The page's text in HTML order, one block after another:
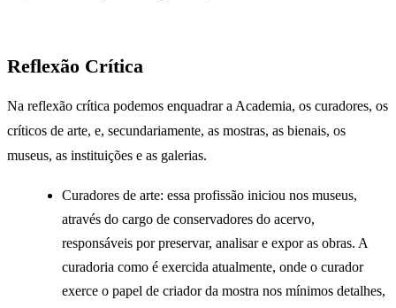
Reflexão Crítica
Na reflexão crítica podemos enquadrar a Academia, os curadores, os
críticos de arte, e, secundariamente, as mostras, as bienais, os
museus, as instituições e as galerias.
Curadores de arte: essa profissão iniciou nos museus,
através do cargo de conservadores do acervo,
responsáveis por preservar, analisar e expor as obras. A
curadoria como é exercida atualmente, onde o curador
exerce o papel de criador da mostra nos mínimos detalhes,